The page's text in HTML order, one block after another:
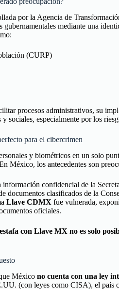
por la Agencia de
gubernamentales mediante una
(CURP)
procesos administrativos, su
sociales, especialmente por los
para el cibercrimen
y biométricos en un solo
México, los antecedentes son
información confidencial de la
documentos clasificados de la
Llave CDMX fue vulnerada,
oficiales.
con Llave MX no es solo
México no cuenta con una ley
(con leyes como CISA), el país